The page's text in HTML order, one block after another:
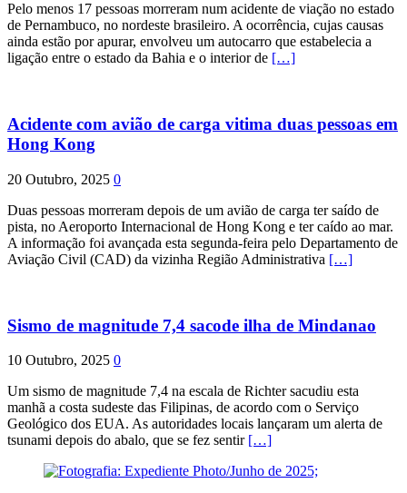
Pelo menos 17 pessoas morreram num acidente de viação no estado
de Pernambuco, no nordeste brasileiro. A ocorrência, cujas causas
ainda estão por apurar, envolveu um autocarro que estabelecia a
ligação entre o estado da Bahia e o interior de […]
Acidente com avião de carga vitima duas pessoas em
Hong Kong
20 Outubro, 2025 0
Duas pessoas morreram depois de um avião de carga ter saído de
pista, no Aeroporto Internacional de Hong Kong e ter caído ao mar.
A informação foi avançada esta segunda-feira pelo Departamento de
Aviação Civil (CAD) da vizinha Região Administrativa […]
Sismo de magnitude 7,4 sacode ilha de Mindanao
10 Outubro, 2025 0
Um sismo de magnitude 7,4 na escala de Richter sacudiu esta
manhã a costa sudeste das Filipinas, de acordo com o Serviço
Geológico dos EUA. As autoridades locais lançaram um alerta de
tsunami depois do abalo, que se fez sentir […]